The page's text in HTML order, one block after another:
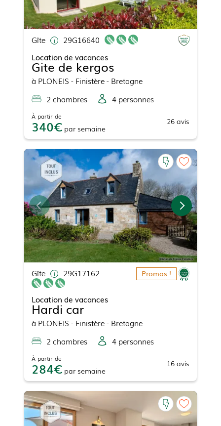
Gîte
29G16640
Location de vacances
Gite de kergos
à PLONEIS - Finistère - Bretagne
2 chambres 4 personnes
À partir de
340 par semaine
26 avis
Gîte 29G17162 Promos !
Location de vacances
Hardi car
à PLONEIS - Finistère - Bretagne
2 chambres 4 personnes
À partir de
284 par semaine
16 avis